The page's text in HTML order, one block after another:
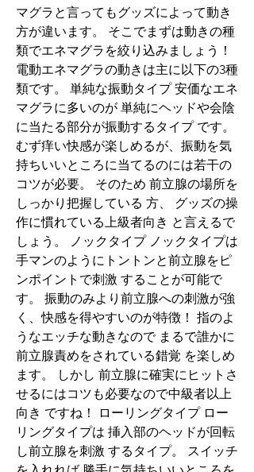
マグラと言ってもグッズによって動き
方が違います。 そこでまずは動きの種
類でエネマグラを絞り込みましょう！
電動エネマグラの動きは主に以下の3種
類です。 単純な振動タイプ 安価なエネ
マグラに多いのが 単純にヘッドや会陰
に当たる部分が振動するタイプ です。
むず痒い快感が楽しめるが、振動を気
持ちいいところに当てるのには若干の
コツが必要。 そのため 前立腺の場所を
しっかり把握している 方、 グッズの操
作に慣れている上級者向き と言えるで
しょう。 ノックタイプ ノックタイプは
手マンのようにトントンと前立腺をピ
ンポイントで刺激 することが可能で
す。 振動のみより前立腺への刺激が強
く、快感を得やすいのが特徴！ 指のよ
うなエッチな動きなので まるで誰かに
前立腺責めをされている錯覚 を楽しめ
ます。 しかし 前立腺に確実にヒットさ
せるにはコツも必要なので中級者以上
向き ですね！ ローリングタイプ ロー
リングタイプは 挿入部のヘッドが回転
し前立腺を刺激 するタイプ。 スイッチ